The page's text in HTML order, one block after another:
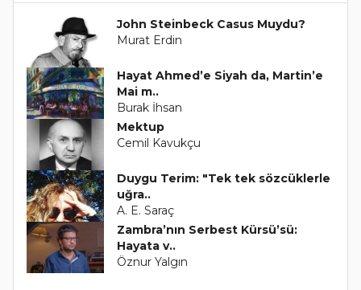
John Steinbeck Casus Muydu?
Murat Erdin
Hayat Ahmed’e Siyah da, Martin’e
Mai m..
Burak İhsan
Mektup
Cemil Kavukçu
Duygu Terim: "Tek tek sözcüklerle
uğra..
A. E. Saraç
Zambra’nın Serbest Kürsü’sü:
Hayata v..
Öznur Yalgın